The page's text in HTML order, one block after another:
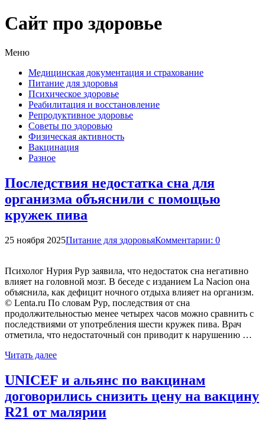
Сайт про здоровье
Меню
Медицинская документация и страхование
Питание для здоровья
Психическое здоровье
Реабилитация и восстановление
Репродуктивное здоровье
Советы по здоровью
Физическая активность
Вакцинация
Разное
Последствия недостатка сна для
организма объяснили с помощью
кружек пива
25 ноября 2025Питание для здоровьяКомментарии: 0
Психолог Нурия Рур заявила, что недостаток сна негативно
влияет на головной мозг. В беседе с изданием La Nacion она
объяснила, как дефицит ночного отдыха влияет на организм.
© Lenta.ru По словам Рур, последствия от сна
продолжительностью менее четырех часов можно сравнить с
последствиями от употребления шести кружек пива. Врач
отметила, что недостаточный сон приводит к нарушению …
Читать далее
UNICEF и альянс по вакцинам
договорились снизить цену на вакцину
R21 от малярии